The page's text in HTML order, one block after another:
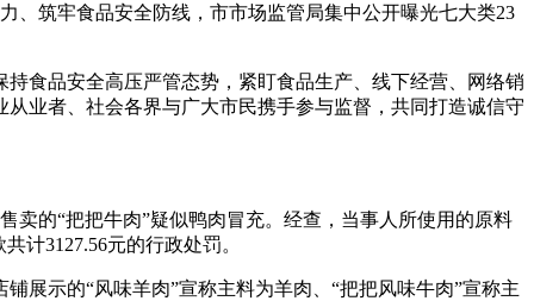
、筑牢食品安全防线，市市场监管局集中公开曝光七大类23
食品安全高压严管态势，紧盯食品生产、线下经营、网络销
业者、社会各界与广大市民携手参与监督，共同打造诚信守
卖的“把把牛肉”疑似鸭肉冒充。经查，当事人所使用的原料
计3127.56元的行政处罚。
展示的“风味羊肉”宣称主料为羊肉、“把把风味牛肉”宣称主